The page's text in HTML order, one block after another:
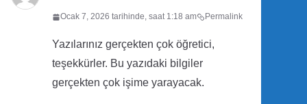
Ocak 7, 2026 tarihinde, saat 1:18 am Permalink
Yazılarınız gerçekten çok öğretici,
teşekkürler. Bu yazıdaki bilgiler
gerçekten çok işime yarayacak.